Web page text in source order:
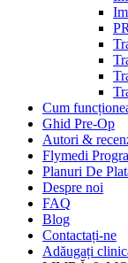
Cum
Ghid Pre-Op
Autori &
Flymedi
Planuri De
Despre noi
FAQ
Blog
Contactați-ne
Adăugați